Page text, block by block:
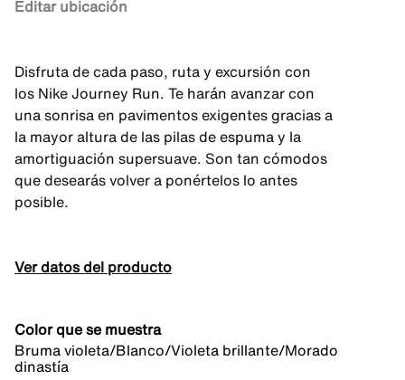
Editar ubicación
Disfruta de cada paso, ruta y excursión con
los Nike Journey Run. Te harán avanzar con
una sonrisa en pavimentos exigentes gracias a
la mayor altura de las pilas de espuma y la
amortiguación supersuave. Son tan cómodos
que desearás volver a ponértelos lo antes
posible.
Ver datos del producto
Color que se muestra
Bruma violeta/Blanco/Violeta brillante/Morado
dinastía